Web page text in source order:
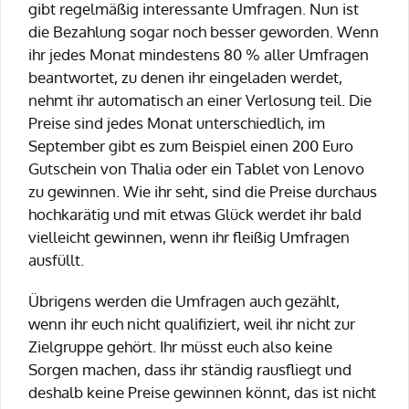
gibt regelmäßig interessante Umfragen. Nun ist
die Bezahlung sogar noch besser geworden. Wenn
ihr jedes Monat mindestens 80 % aller Umfragen
beantwortet, zu denen ihr eingeladen werdet,
nehmt ihr automatisch an einer Verlosung teil. Die
Preise sind jedes Monat unterschiedlich, im
September gibt es zum Beispiel einen 200 Euro
Gutschein von Thalia oder ein Tablet von Lenovo
zu gewinnen. Wie ihr seht, sind die Preise durchaus
hochkarätig und mit etwas Glück werdet ihr bald
vielleicht gewinnen, wenn ihr fleißig Umfragen
ausfüllt.
Übrigens werden die Umfragen auch gezählt,
wenn ihr euch nicht qualifiziert, weil ihr nicht zur
Zielgruppe gehört. Ihr müsst euch also keine
Sorgen machen, dass ihr ständig rausfliegt und
deshalb keine Preise gewinnen könnt, das ist nicht